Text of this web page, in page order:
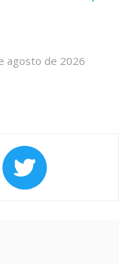
agosto de 2026